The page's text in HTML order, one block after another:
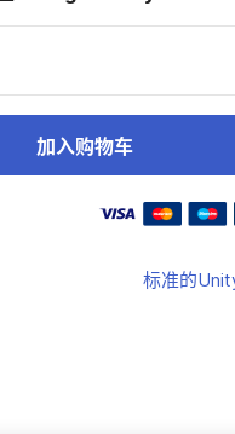
加入购物车
标准的